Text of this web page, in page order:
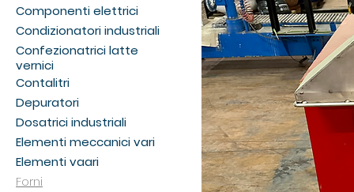
Componenti elettrici
Condizionatori industriali
Confezionatrici latte
vernici
Contalitri
Depuratori
Dosatrici industriali
Elementi meccanici vari
Elementi vaari
Forni